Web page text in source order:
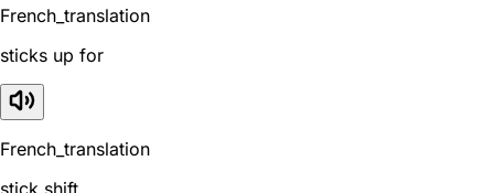
French_translation
sticks up for
French_translation
stick shift